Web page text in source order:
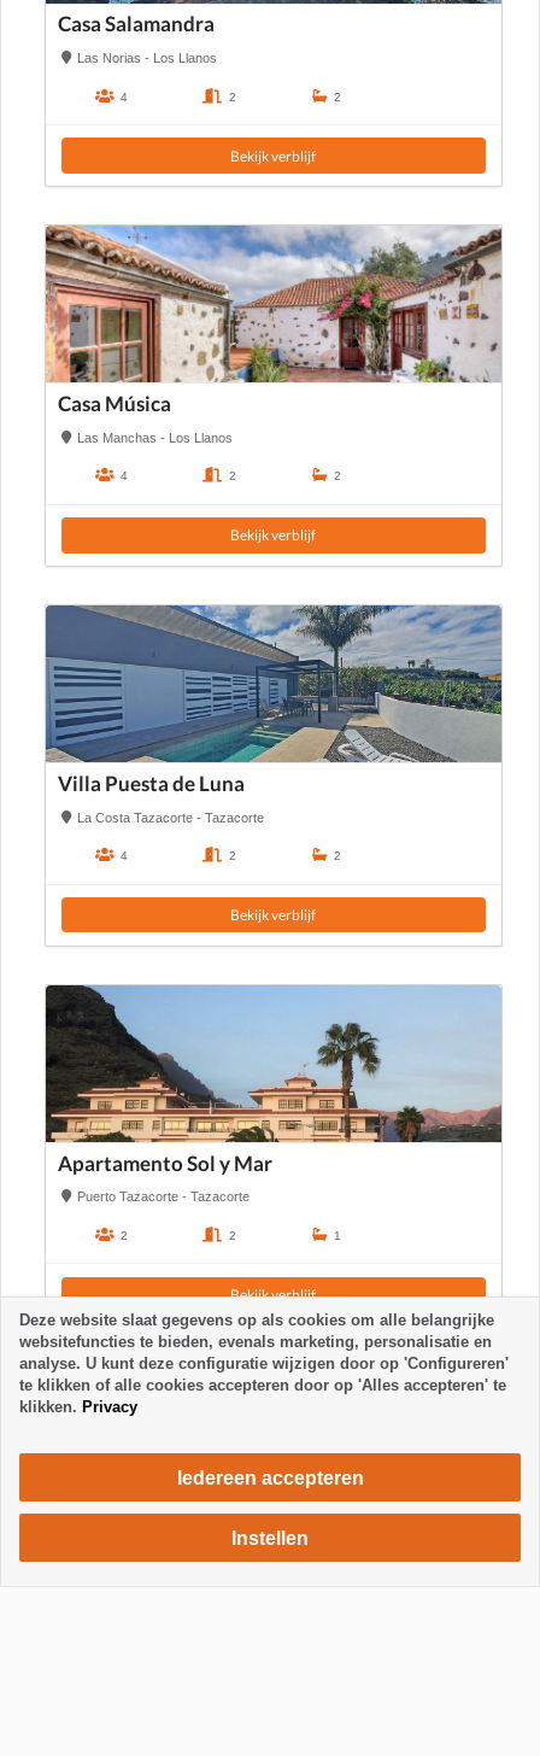
Casa Salamandra
Las Norias - Los Llanos
4 2 2
Bekijk verblijf
Casa Música
Las Manchas - Los Llanos
4 2 2
Bekijk verblijf
Villa Puesta de Luna
La Costa Tazacorte - Tazacorte
4 2 2
Bekijk verblijf
Apartamento Sol y Mar
Puerto Tazacorte - Tazacorte
2 2 1
Bekijk verblijf
630 €/ week
Deze website slaat gegevens op als cookies om alle belangrijke
websitefuncties te bieden, evenals marketing, personalisatie en
analyse. U kunt deze configuratie wijzigen door op 'Configureren'
te klikken of alle cookies accepteren door op 'Alles accepteren' te
klikken. Privacy
Iedereen accepteren
Instellen